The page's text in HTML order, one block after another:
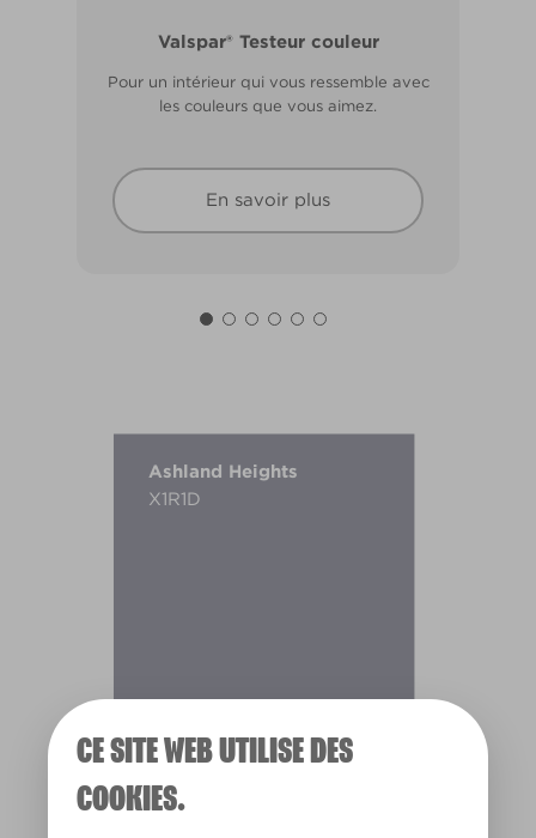
CE SITE WEB UTILISE DES
COOKIES.
Valspar® Testeur couleur
Pour un intérieur qui vous ressemble avec
les couleurs que vous aimez.
En savoir plus
Valspar® Pro Extérieur Boiseries et
Résiste aux fissures et à l’écaillage. Résiste
Ashland Heights
X1R1D